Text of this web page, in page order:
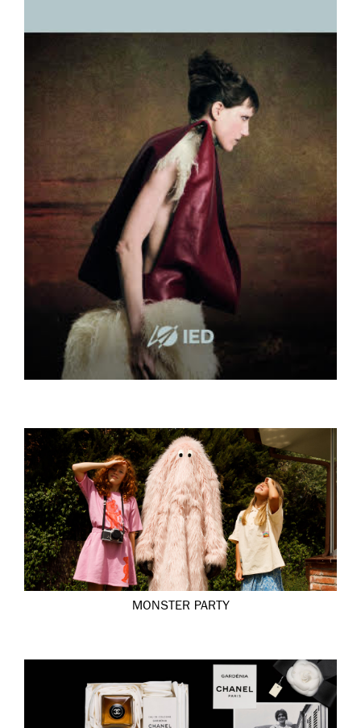
MONSTER PARTY